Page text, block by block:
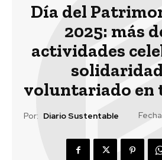
Día del
2025: más
actividades
voluntariado en
Por: Diario Sustentable